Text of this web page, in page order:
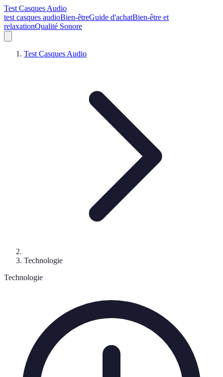
Test Casques Audio
test casques audioBien-êtreGuide d'achatBien-être et
relaxationQualité Sonore
Test Casques Audio
Technologie
Technologie